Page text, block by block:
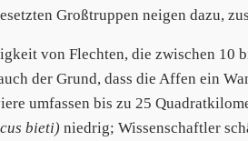
Großtruppen neigen dazu,
von Flechten, die zwischen 10
der Grund, dass die Affen ein
umfassen bis zu 25
bieti) niedrig; Wissenschaftler